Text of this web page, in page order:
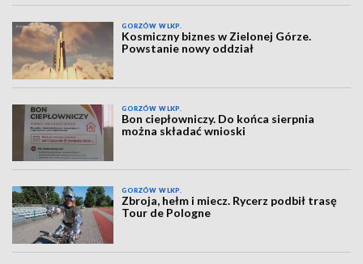
GORZÓW WLKP.
Kosmiczny biznes w Zielonej Górze.
Powstanie nowy oddział
GORZÓW WLKP.
Bon ciepłowniczy. Do końca sierpnia
można składać wnioski
GORZÓW WLKP.
Zbroja, hełm i miecz. Rycerz podbił trasę
Tour de Pologne